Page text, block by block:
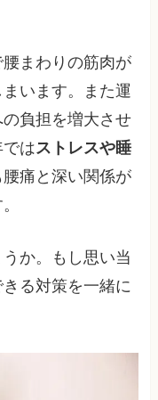
まわりの筋肉が
います。また運
負担を増大させ
はストレスや睡
腰痛と深い関係が
か。もし思い当
る対策を一緒に